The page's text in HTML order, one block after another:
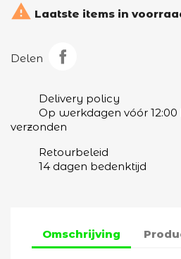
 Laatste items in
Delen
Delivery policy
Op werkdagen vóór 12:00
verzonden
Retourbeleid
14 dagen bedenktijd
Omschrijving
Maak een